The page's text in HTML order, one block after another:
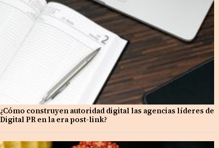
¿Cómo construyen autoridad digital las agencias líderes de
Digital PR en la era post-link?